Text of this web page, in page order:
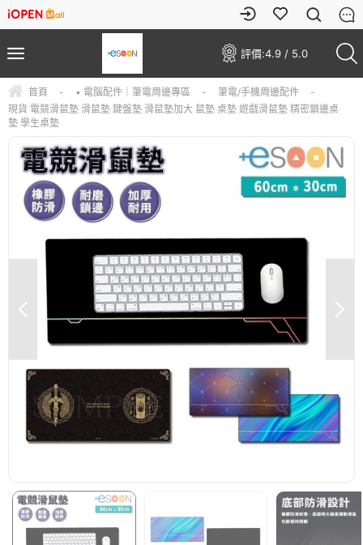
評價:4.9 / 5.0
首頁 - • 電腦配件｜筆電周邊專區 - 筆電/手機周邊配件
-
現貨 電競滑鼠墊 滑鼠墊 鍵盤墊 滑鼠墊加大 鼠墊 桌墊 遊戲滑鼠墊 精密鎖邊桌
墊 學生桌墊